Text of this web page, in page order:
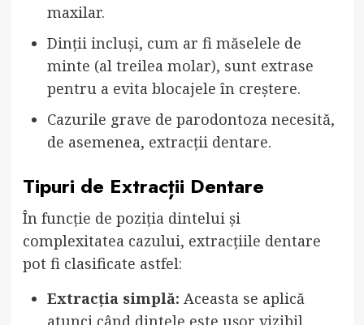
maxilar.
Dinții incluși, cum ar fi măselele de
minte (al treilea molar), sunt extrase
pentru a evita blocajele în creștere.
Cazurile grave de parodontoza necesită,
de asemenea, extracții dentare.
Tipuri de Extracții Dentare
În funcție de poziția dintelui și
complexitatea cazului, extracțiile dentare
pot fi clasificate astfel:
Extracția simplă: Aceasta se aplică
atunci când dintele este ușor vizibil.